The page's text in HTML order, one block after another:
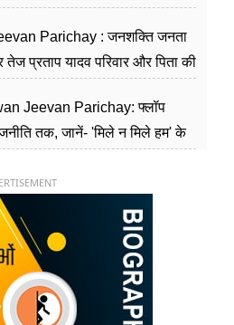
Parichay : जनशक्ति जनता
प्रताप यादव परिवार और पिता की
Jeevan Parichay: फ्लॉप
तक, जानें- 'मिले न मिले हम' के